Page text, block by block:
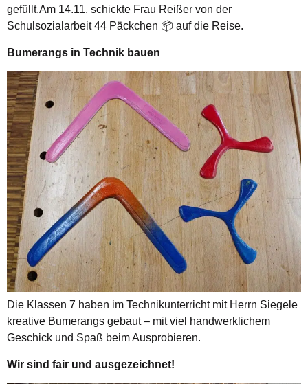
gefüllt.Am 14.11. schickte Frau Reißer von der
Schulsozialarbeit 44 Päckchen 📦 auf die Reise.
Bumerangs in Technik bauen
Die Klassen 7 haben im Technikunterricht mit Herrn Siegele
kreative Bumerangs gebaut – mit viel handwerklichem
Geschick und Spaß beim Ausprobieren.
Wir sind fair und ausgezeichnet!